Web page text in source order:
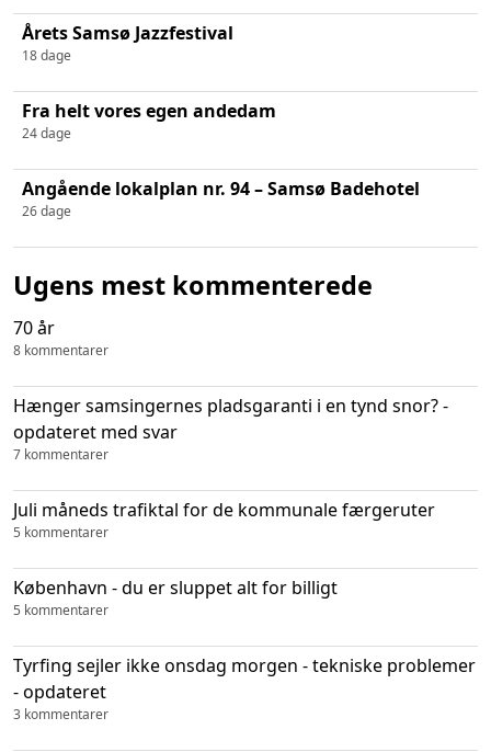
Årets Samsø Jazzfestival
18 dage
Fra helt vores egen andedam
24 dage
Angående lokalplan nr. 94 – Samsø Badehotel
26 dage
Ugens mest kommenterede
70 år
8 kommentarer
Hænger samsingernes pladsgaranti i en tynd snor? -
opdateret med svar
7 kommentarer
Juli måneds trafiktal for de kommunale færgeruter
5 kommentarer
København - du er sluppet alt for billigt
5 kommentarer
Tyrfing sejler ikke onsdag morgen - tekniske problemer
- opdateret
3 kommentarer